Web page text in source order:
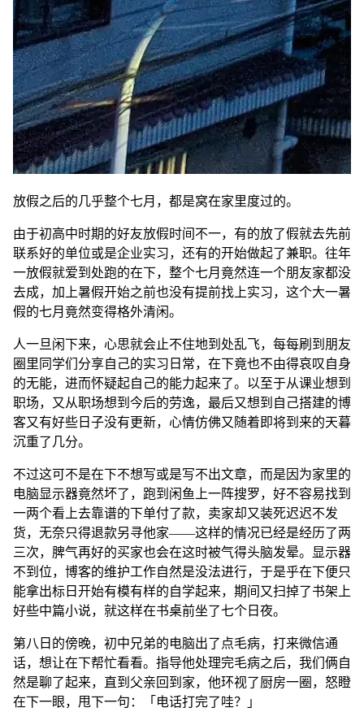
放假之后的几乎整个七月，都是窝在家里度过的。
由于初高中时期的好友放假时间不一，有的放了假就去先前
联系好的单位或是企业实习，还有的开始做起了兼职。往年
一放假就爱到处跑的在下，整个七月竟然连一个朋友家都没
去成，加上暑假开始之前也没有提前找上实习，这个大一暑
假的七月竟然变得格外清闲。
人一旦闲下来，心思就会止不住地到处乱飞，每每刷到朋友
圈里同学们分享自己的实习日常，在下竟也不由得哀叹自身
的无能，进而怀疑起自己的能力起来了。以至于从课业想到
职场，又从职场想到今后的劳逸，最后又想到自己搭建的博
客又有好些日子没有更新，心情仿佛又随着即将到来的天暮
沉重了几分。
不过这可不是在下不想写或是写不出文章，而是因为家里的
电脑显示器竟然坏了，跑到闲鱼上一阵搜罗，好不容易找到
一两个看上去靠谱的下单付了款，卖家却又装死迟迟不发
货，无奈只得退款另寻他家——这样的情况已经是经历了两
三次，脾气再好的买家也会在这时被气得头脑发晕。显示器
不到位，博客的维护工作自然是没法进行，于是乎在下便只
能拿出标日开始有模有样的自学起来，期间又扫掉了书架上
好些中篇小说，就这样在书桌前坐了七个日夜。
第八日的傍晚，初中兄弟的电脑出了点毛病，打来微信通
话，想让在下帮忙看看。指导他处理完毛病之后，我们俩自
然是聊了起来，直到父亲回到家，他环视了厨房一圈，怒瞪
在下一眼，甩下一句：「电话打完了哇？」